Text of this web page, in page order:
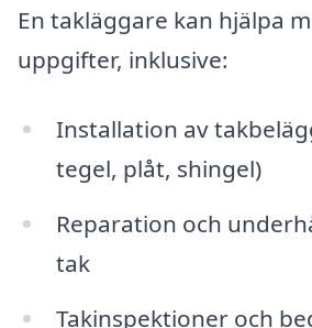
En takläggare kan hjälpa
uppgifter, inklusive:
Installation av
tegel, plåt, shingel)
Reparation och
tak
Takinspektioner och